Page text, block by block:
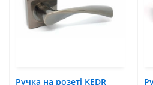
Ручка на розеті KEDR